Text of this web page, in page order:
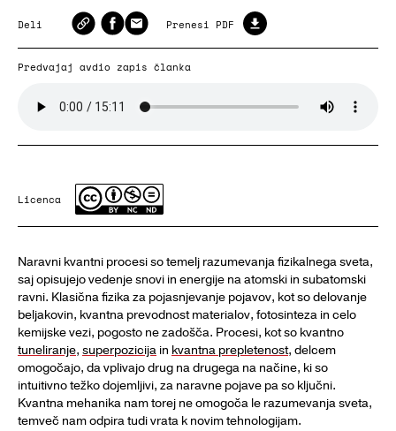
Deli Prenesi PDF
Predvajaj avdio zapis članka
Licenca
Naravni kvantni procesi so temelj razumevanja fizikalnega sveta,
saj opisujejo vedenje snovi in energije na atomski in subatomski
ravni. Klasična fizika za pojasnjevanje pojavov, kot so delovanje
beljakovin, kvantna prevodnost materialov, fotosinteza in celo
kemijske vezi, pogosto ne zadošča. Procesi, kot so kvantno
tuneliranje, superpozicija in kvantna prepletenost, delcem
omogočajo, da vplivajo drug na drugega na načine, ki so
intuitivno težko dojemljivi, za naravne pojave pa so ključni.
Kvantna mehanika nam torej ne omogoča le razumevanja sveta,
temveč nam odpira tudi vrata k novim tehnologijam.